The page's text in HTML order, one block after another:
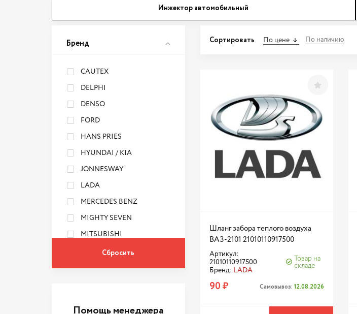
Инжектор автомобильный
Бренд
CAUTEX
DELPHI
DENSO
FORD
HANS PRIES
HYUNDAI / KIA
JONNESWAY
LADA
MERCEDES BENZ
MIGHTY SEVEN
MITSUBISHI
NISSAN
NO NAME
Помощь менеджера
Сортировать По цене По наличию
Шланг забора теплого воздуха
ВАЗ-2101 21010110917500
Артикул:
21010110917500
Бренд: LADA
Товар на
складе
90 ₽ Самовывоз: 12.08.2026